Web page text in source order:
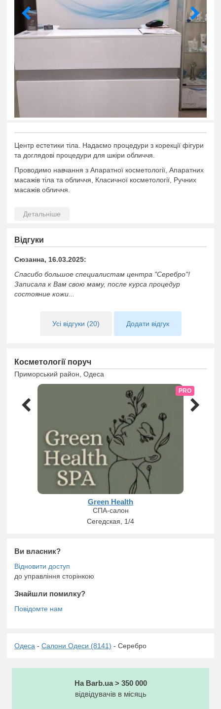
Центр естетики тіла. Надаємо процедури з корекції фігури
та доглядові процедури для шкіри обличчя.
Проводимо навчання з Апаратної косметології, Апаратних
масажів тіла та обличчя, Класичної косметології, Ручних
масажів обличчя.
Відгуки
Сюзанна, 16.03.2025:
Спасибо большое специалистам центра "Серебро"!
Записала к Вам свою маму, после курса процедур
состояние кожи...
Усі відгуки (20) Додати відгук
Косметології поруч
Приморський район, Одеса
PRO
Green Health
СПА-салон
Сегедская, 1/4
Ви власник?
до управління сторінкою
Знайшли помилку?
Одеса - Салони Одеси (8141) - Серебро
На Barb.ua > 350 000
відвідувачів в місяць